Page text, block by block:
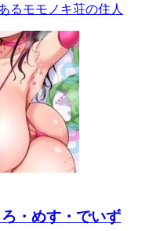
るモモノキ荘の住人
・めす・でいず